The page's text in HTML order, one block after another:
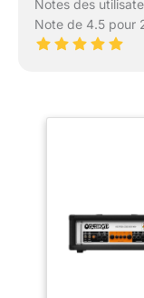
Notes des
Note de 4.5 pour